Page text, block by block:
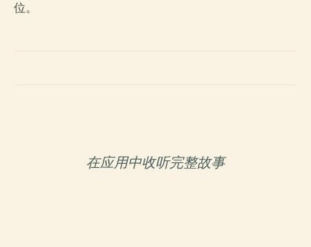
位。
在应用中收听完整故事